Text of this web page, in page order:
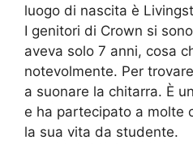
luogo di nascita è
I genitori di Crown si
aveva solo 7 anni, cosa
notevolmente. Per
a suonare la chitarra. È
e ha partecipato a molte
la sua vita da studente.